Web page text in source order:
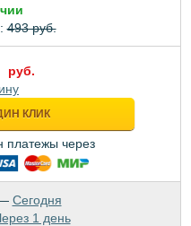
493 руб.
руб.
КЛИК
платежы через
Сегодня
1 день